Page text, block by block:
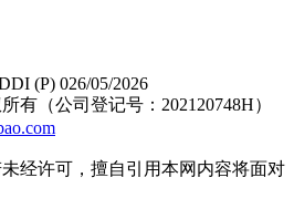
(P) 026/05/2026
有（公司登记号：202120748H）
经许可，擅自引用本网内容将面对